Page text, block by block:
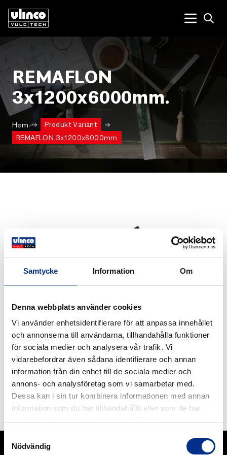
Samtycke Information Om
Denna webbplats använder cookies
Vi använder enhetsidentifierare för att anpassa innehållet
och annonserna till användarna, tillhandahålla funktioner
för sociala medier och analysera vår trafik. Vi
vidarebefordrar även sådana identifierare och annan
information från din enhet till de sociala medier och
annons- och analysföretag som vi samarbetar med.
Dessa kan i sin tur kombinera informationen med annan
information som du har tillhandahållit eller som de har
Nödvändig
Menu
REMAFLON
3x1200x6000mm.
Hem
Produkt Variant
REMAFLON 3x1200x6000mm
REMAFLON
REMAFLON består av ett skikt gummi sammanvulkat
med ett skikt teflon.
Läs mer